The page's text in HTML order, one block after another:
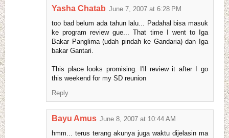
Yasha Chatab June 7, 2007 at 6:28 PM
too bad belum ada tahun lalu... Padahal bisa masuk
ke program review gue... That time I went to Iga
Bakar Panglima (udah pindah ke Gandaria) dan Iga
bakar Gantari.
This place looks promising. I'll review it after I go
this weekend for my SD reunion
Reply
Bayu Amus June 8, 2007 at 10:44 AM
hmm... terus terang akunya juga waktu dijelasin ma